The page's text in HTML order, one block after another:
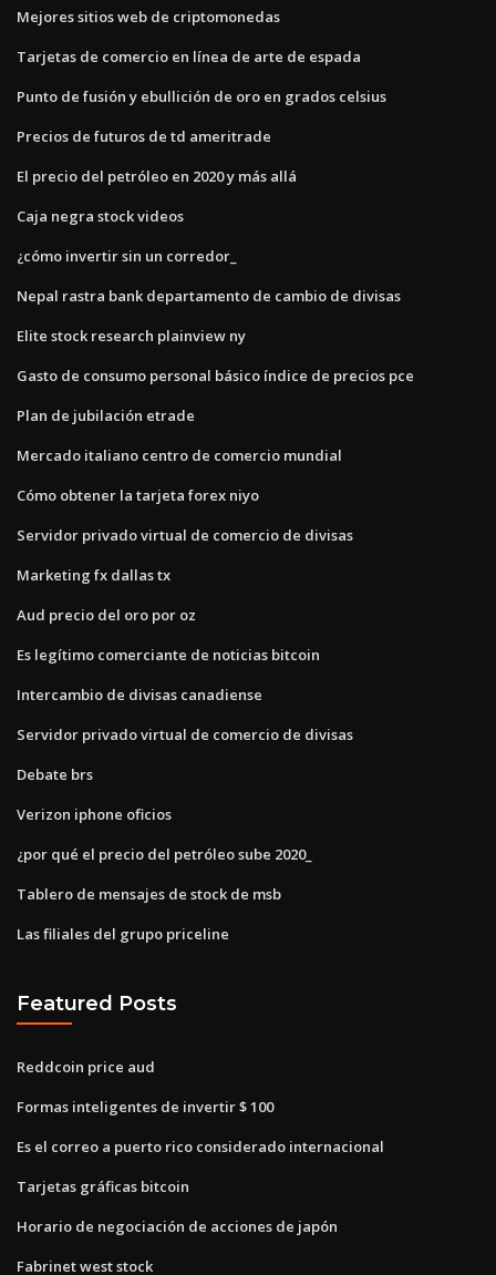
Mejores sitios web de criptomonedas
Tarjetas de comercio en línea de arte de espada
Punto de fusión y ebullición de oro en grados celsius
Precios de futuros de td ameritrade
El precio del petróleo en 2020 y más allá
Caja negra stock videos
¿cómo invertir sin un corredor_
Nepal rastra bank departamento de cambio de divisas
Elite stock research plainview ny
Gasto de consumo personal básico índice de precios pce
Plan de jubilación etrade
Mercado italiano centro de comercio mundial
Cómo obtener la tarjeta forex niyo
Servidor privado virtual de comercio de divisas
Marketing fx dallas tx
Aud precio del oro por oz
Es legítimo comerciante de noticias bitcoin
Intercambio de divisas canadiense
Servidor privado virtual de comercio de divisas
Debate brs
Verizon iphone oficios
¿por qué el precio del petróleo sube 2020_
Tablero de mensajes de stock de msb
Las filiales del grupo priceline
Featured Posts
Reddcoin price aud
Formas inteligentes de invertir $ 100
Es el correo a puerto rico considerado internacional
Tarjetas gráficas bitcoin
Horario de negociación de acciones de japón
Fabrinet west stock